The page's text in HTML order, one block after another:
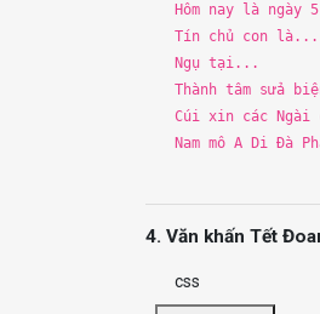
Hôm nay là ngày 5
Tín chủ con là...
Ngụ tại...
Thành tâm sửa
Cúixin các Ngài
Nam mô ADi Đà
4. Văn khấn Tết
css